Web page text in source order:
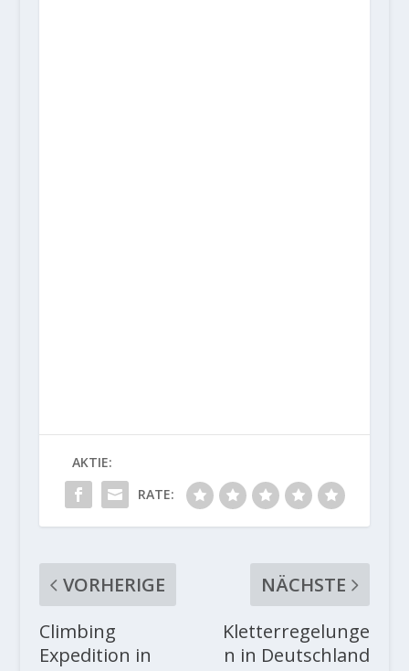
AKTIE:
RATE:
VORHERIGE
Climbing
Expedition in
NÄCHSTE
Kletterregelunge
n in Deutschland